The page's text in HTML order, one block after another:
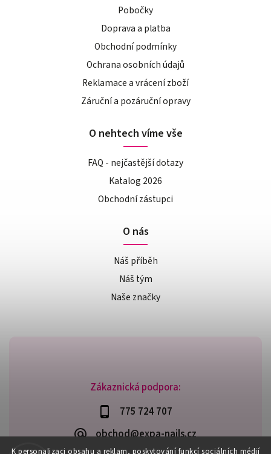
K personalizaci obsahu a reklam, poskytování funkcí sociálních médií
Zákaznická podpora:
775 724 707
obchod@expa-nails.cz
Pobočky
Doprava a platba
Obchodní podmínky
Ochrana osobních údajů
Reklamace a vrácení zboží
Záruční a pozáruční opravy
O nehtech víme vše
FAQ - nejčastější dotazy
Katalog 2026
Obchodní zástupci
O nás
Náš příběh
Náš tým
Naše značky